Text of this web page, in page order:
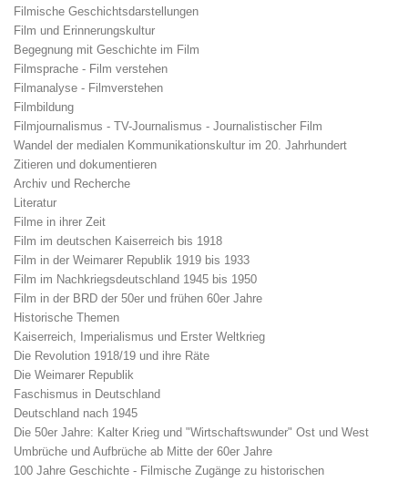
Filmische Geschichtsdarstellungen
Film und Erinnerungskultur
Begegnung mit Geschichte im Film
Filmsprache - Film verstehen
Filmanalyse - Filmverstehen
Filmbildung
Filmjournalismus - TV-Journalismus - Journalistischer Film
Wandel der medialen Kommunikationskultur im 20. Jahrhundert
Zitieren und dokumentieren
Archiv und Recherche
Literatur
Filme in ihrer Zeit
Film im deutschen Kaiserreich bis 1918
Film in der Weimarer Republik 1919 bis 1933
Film im Nachkriegsdeutschland 1945 bis 1950
Film in der BRD der 50er und frühen 60er Jahre
Historische Themen
Kaiserreich, Imperialismus und Erster Weltkrieg
Die Revolution 1918/19 und ihre Räte
Die Weimarer Republik
Faschismus in Deutschland
Deutschland nach 1945
Die 50er Jahre: Kalter Krieg und "Wirtschaftswunder" Ost und West
Umbrüche und Aufbrüche ab Mitte der 60er Jahre
100 Jahre Geschichte - Filmische Zugänge zu historischen